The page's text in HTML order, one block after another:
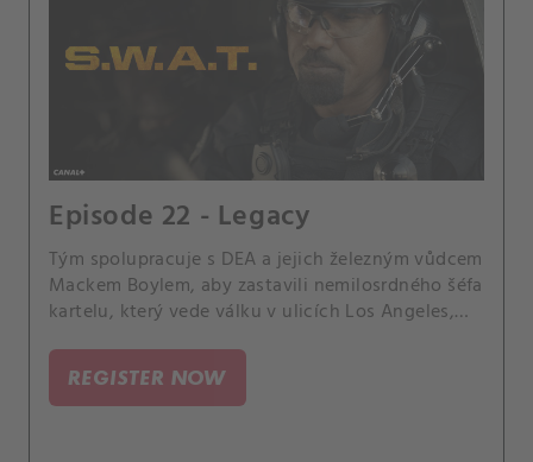
Episode 22 - Legacy
Tým spolupracuje s DEA a jejich železným vůdcem
Mackem Boylem, aby zastavili nemilosrdného šéfa
kartelu, který vede válku v ulicích Los Angeles,
syna.
REGISTER NOW